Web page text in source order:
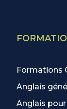
Formations
Anglais
Anglais